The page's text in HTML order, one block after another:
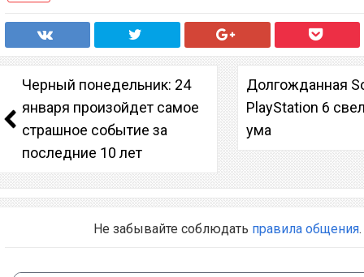
Черный понедельник: 24
января произойдет самое
страшное событие за
последние 10 лет
Долгожданная
PlayStation 6
ума
Не забывайте соблюдать правила общения.